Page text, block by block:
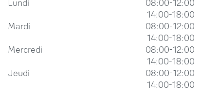
Lundi
08:00-12:00
14:00-18:00
Mardi
08:00-12:00
14:00-18:00
Mercredi
08:00-12:00
14:00-18:00
Jeudi
08:00-12:00
14:00-18:00